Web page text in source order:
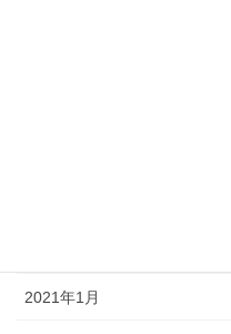
2021年1月